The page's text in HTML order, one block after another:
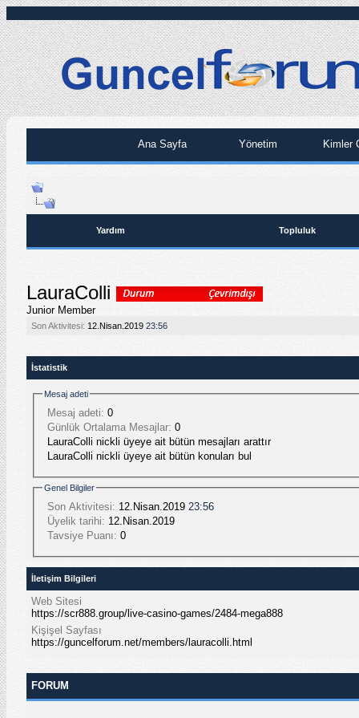
Ana Sayfa Yönetim Kimler
Yardım Topluluk
LauraColli
Junior Member
Son Aktivitesi: 12.Nisan.2019 23:56
İstatistik
Mesaj adeti
Mesaj adeti: 0
Günlük Ortalama Mesajlar: 0
LauraColli nickli üyeye ait bütün mesajları arattır
LauraColli nickli üyeye ait bütün konuları bul
Genel Bilgiler
Son Aktivitesi: 12.Nisan.2019 23:56
Üyelik tarihi: 12.Nisan.2019
Tavsiye Puanı: 0
İletişim Bilgileri
Web Sitesi
https://scr888.group/live-casino-games/2484-mega888
Kişişel Sayfası
https://guncelforum.net/members/lauracolli.html
FORUM